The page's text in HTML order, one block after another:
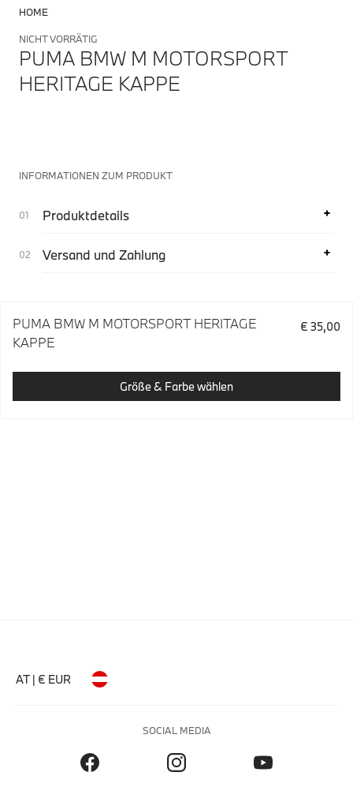
HOME
NICHT VORRÄTIG
PUMA BMW M MOTORSPORT
HERITAGE KAPPE
INFORMATIONEN ZUM PRODUKT
Produktdetails
Versand und Zahlung
PUMA BMW M MOTORSPORT HERITAGE
KAPPE
€ 35,00
Größe & Farbe wählen
AT | € EUR
SOCIAL MEDIA